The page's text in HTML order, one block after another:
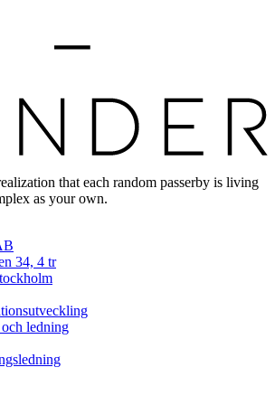
that each random passerby is living
as your own.
34, 4 tr
ledning